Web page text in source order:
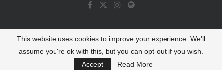
© 2022 - Luminous Dash All Rights Reserved
BACK TO TOP
This website uses cookies to improve your experience. We'll
assume you're ok with this, but you can opt-out if you wish.
Accept
Read More